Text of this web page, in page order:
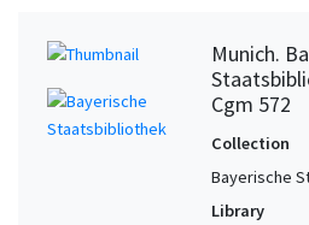
Munich.
Cgm 572
Collection
Bayerische
Library